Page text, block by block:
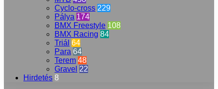
Cyclo-cross 229
Pálya 174
BMX Freestyle 108
BMX Racing 84
Triál 64
Para 64
Terem 48
Gravel 22
Hirdetés 8